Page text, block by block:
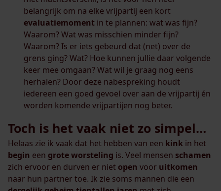
belangrijk om na elke vrijpartij een kort
evaluatiemoment in te plannen: wat was fijn?
Waarom? Wat was misschien minder fijn?
Waarom? Is er iets gebeurd dat (net) over de
grens ging? Wat? Hoe kunnen jullie daar volgende
keer mee omgaan? Wat wil je graag nog eens
herhalen? Door deze nabespreking houdt
iedereen een goed gevoel over aan de vrijpartij én
worden komende vrijpartijen nog beter.
Toch is het vaak niet zo simpel…
Helaas zie ik vaak dat het hebben van een kink in het
begin een groteworsteling is. Veel mensen schamen
zich ervoor en durven er niet open voor uitkomen
naar hun partner toe. Ik zie soms mannen die een